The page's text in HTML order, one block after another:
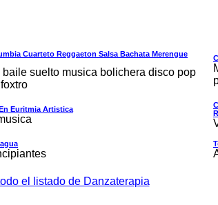
Cuarteto Reggaeton Salsa Bachata Merengue
baile suelto musica bolichera disco pop
Euritmia Artistica
el listado de Danzaterapia